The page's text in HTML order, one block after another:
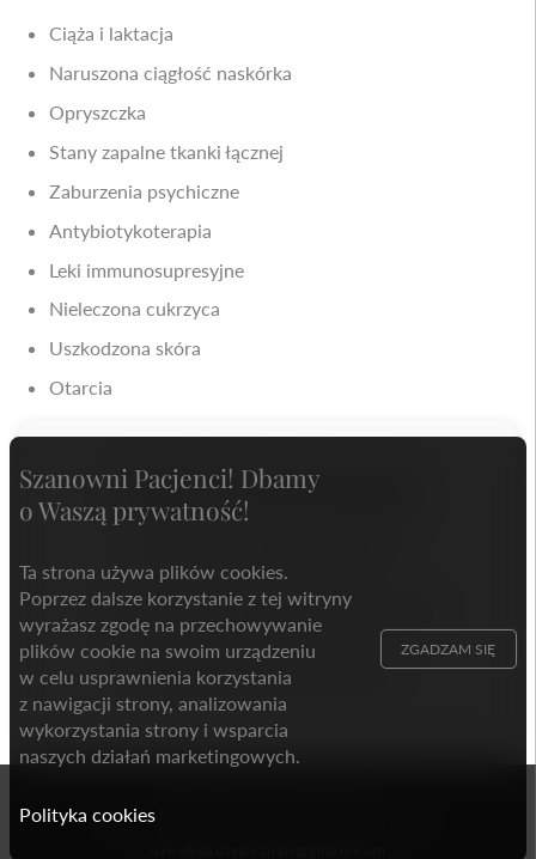
Ciąża i laktacja
Naruszona ciągłość naskórka
Opryszczka
Stany zapalne tkanki łącznej
Zaburzenia psychiczne
Antybiotykoterapia
Leki immunosupresyjne
Nieleczona cukrzyca
Uszkodzona skóra
Otarcia
Umów się na konsultację:
📍 Adres: ul. Szczepankowo 99, Poznań
🌐 Rejestracja online: Booksy
Szanowni Pacjenci! Dbamy
o Waszą prywatność!
Ta strona używa plików cookies.
Poprzez dalsze korzystanie z tej witryny
wyrażasz zgodę na przechowywanie
plików cookie na swoim urządzeniu
w celu usprawnienia korzystania
z nawigacji strony, analizowania
wykorzystania strony i wsparcia
naszych działań marketingowych.
Polityka cookies
ZGADZAM SIĘ
Pn. - Pt. 9:00 - 19:00